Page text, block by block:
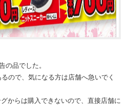
の品でした。
ので、気になる方は店舗へ急いでく
からは購入できないので、直接店舗に